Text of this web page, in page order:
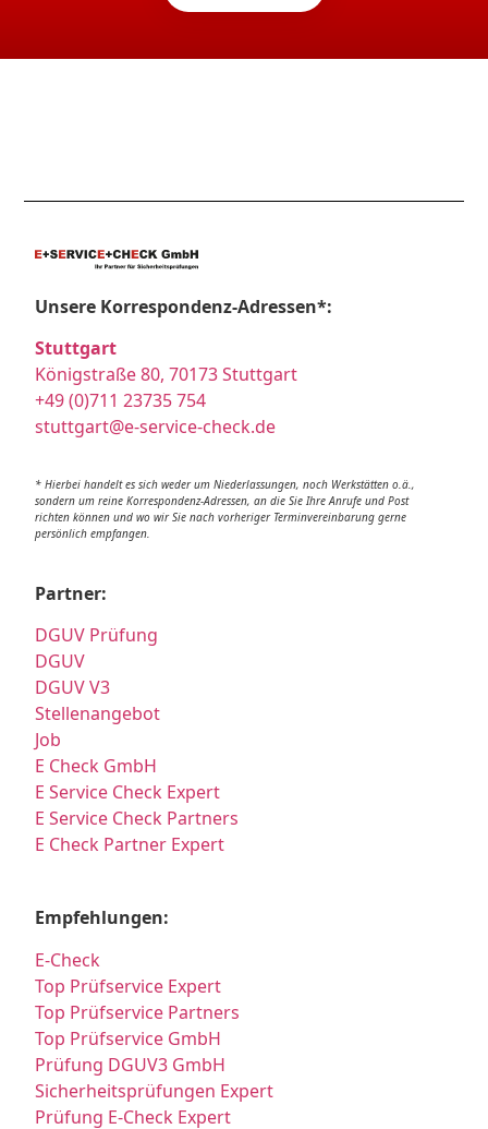
Unsere Korrespondenz-Adressen*:
Stuttgart
Königstraße 80, 70173 Stuttgart
+49 (0)711 23735 754
stuttgart@e-service-check.de
* Hierbei handelt es sich weder um Niederlassungen, noch Werkstätten o.ä.,
sondern um reine Korrespondenz-Adressen, an die Sie Ihre Anrufe und Post
richten können und wo wir Sie nach vorheriger Terminvereinbarung gerne
persönlich empfangen.
Partner:
DGUV Prüfung
DGUV
DGUV V3
Stellenangebot
Job
E Check GmbH
E Service Check Expert
E Service Check Partners
E Check Partner Expert
Empfehlungen:
E-Check
Top Prüfservice Expert
Top Prüfservice Partners
Top Prüfservice GmbH
Prüfung DGUV3 GmbH
Sicherheitsprüfungen Expert
Prüfung E-Check Expert